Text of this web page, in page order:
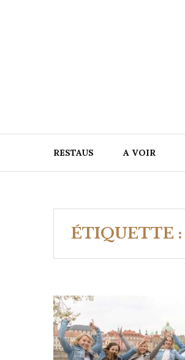
RESTAUS A VOIR
ÉTIQUETTE :